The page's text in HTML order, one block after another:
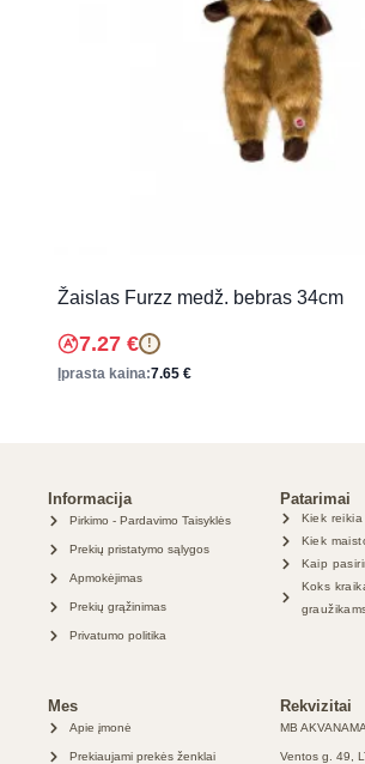
Žaislas Furzz medž. bebras 34cm
7.27 € !
Įprasta kaina:7.65 €
Informacija
Pirkimo - Pardavimo Taisyklės
Prekių pristatymo sąlygos
Apmokėjimas
Prekių grąžinimas
Privatumo politika
Patarimai
Kiek
Kiek
Kaip
Koks
Mes
Apie įmonė
Prekiaujami prekės ženklai
Rekvizitai
MB
Ventos g. 49,